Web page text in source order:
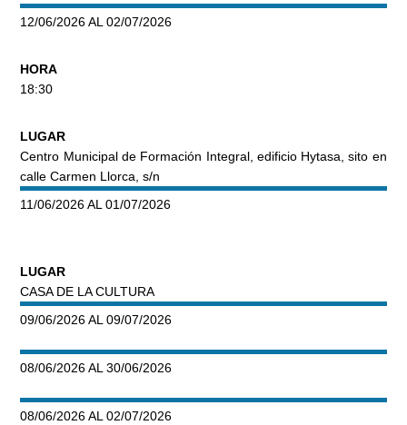
12/06/2026 AL 02/07/2026
HORA
18:30
LUGAR
Centro Municipal de Formación Integral, edificio Hytasa, sito en
calle Carmen Llorca, s/n
11/06/2026 AL 01/07/2026
LUGAR
CASA DE LA CULTURA
09/06/2026 AL 09/07/2026
08/06/2026 AL 30/06/2026
08/06/2026 AL 02/07/2026